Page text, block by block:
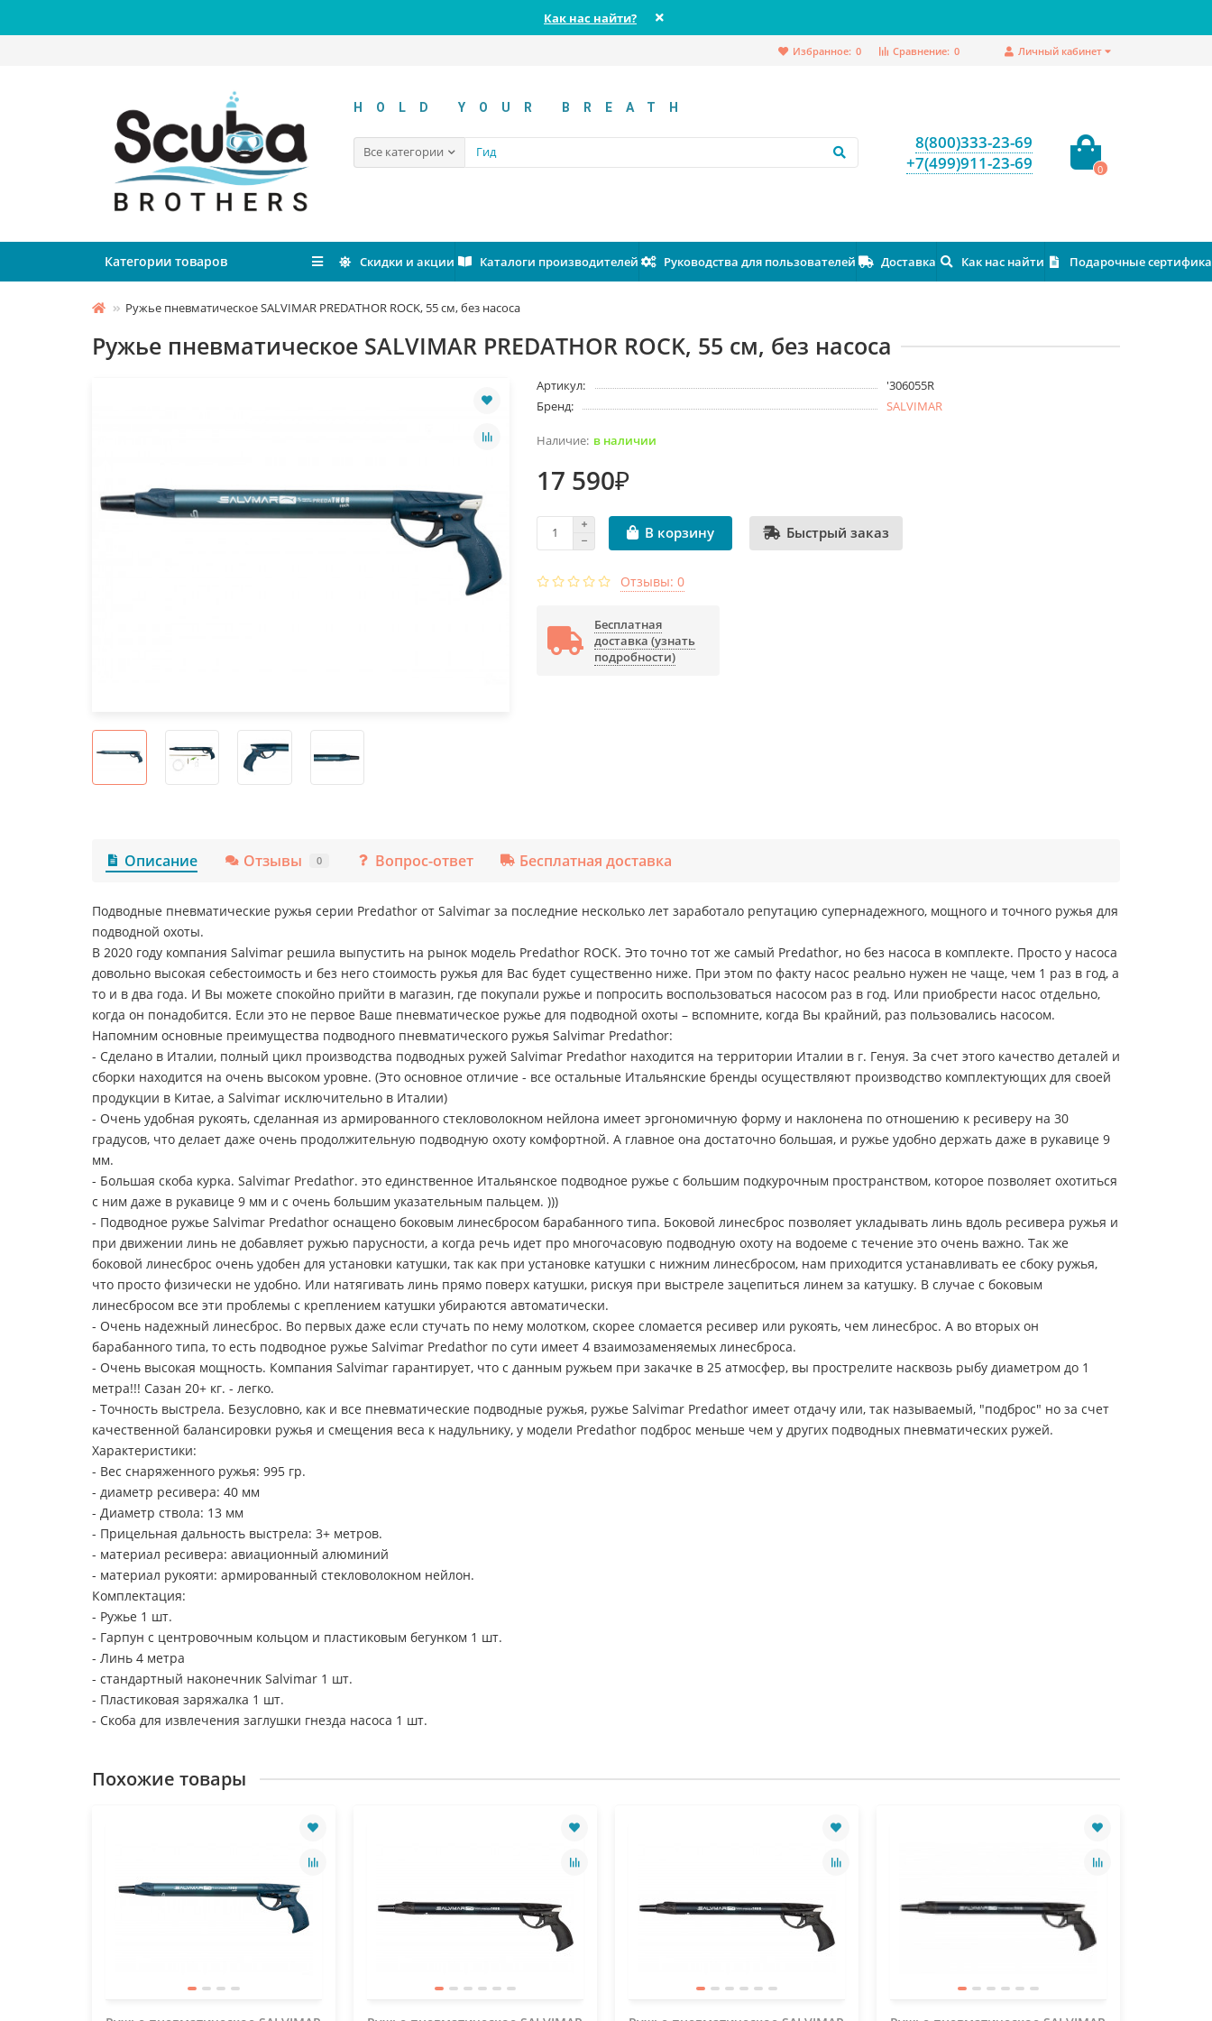
Как нас найти?
Личный кабинет
Сравнение: 0
Избранное: 0
HOLD YOUR BREATH
Все категории
8(800)333-23-69
+7(499)911-23-69
0
Категории товаров Скидки и акции Каталоги производителей Руководства для пользователей Доставка Как нас найти Подарочные
Ружье пневматическое SALVIMAR PREDATHOR ROCK, 55 см, без насоса
Ружье пневматическое SALVIMAR PREDATHOR ROCK, 55 см, без насоса
Артикул:
'306055R
Бренд:
SALVIMAR
в наличии
17 590₽
В корзину Быстрый заказ
Отзывы: 0
Бесплатная
доставка (узнать
подробности)
Описание Отзывы 0 Вопрос-ответ Бесплатная доставка
Подводные пневматические ружья серии Predathor от Salvimar за последние несколько лет заработало репутацию супернадежного, мощного и точного ружья для
подводной охоты.
В 2020 году компания Salvimar решила выпустить на рынок модель Predathor ROCK. Это точно тот же самый Predathor, но без насоса в комплекте. Просто у насоса
довольно высокая себестоимость и без него стоимость ружья для Вас будет существенно ниже. При этом по факту насос реально нужен не чаще, чем 1 раз в год, а
то и в два года. И Вы можете спокойно прийти в магазин, где покупали ружье и попросить воспользоваться насосом раз в год. Или приобрести насос отдельно,
когда он понадобится. Если это не первое Ваше пневматическое ружье для подводной охоты – вспомните, когда Вы крайний, раз пользовались насосом.
Напомним основные преимущества подводного пневматического ружья Salvimar Predathor:
- Сделано в Италии, полный цикл производства подводных ружей Salvimar Predathor находится на территории Италии в г. Генуя. За счет этого качество деталей и
сборки находится на очень высоком уровне. (Это основное отличие - все остальные Итальянские бренды осуществляют производство комплектующих для своей
продукции в Китае, а Salvimar исключительно в Италии)
- Очень удобная рукоять, сделанная из армированного стекловолокном нейлона имеет эргономичную форму и наклонена по отношению к ресиверу на 30
градусов, что делает даже очень продолжительную подводную охоту комфортной. А главное она достаточно большая, и ружье удобно держать даже в рукавице 9
мм.
- Большая скоба курка. Salvimar Predathor. это единственное Итальянское подводное ружье с большим подкурочным пространством, которое позволяет охотиться
с ним даже в рукавице 9 мм и с очень большим указательным пальцем. )))
- Подводное ружье Salvimar Predathor оснащено боковым линесбросом барабанного типа. Боковой линесброс позволяет укладывать линь вдоль ресивера ружья и
при движении линь не добавляет ружью парусности, а когда речь идет про многочасовую подводную охоту на водоеме с течение это очень важно. Так же
боковой линесброс очень удобен для установки катушки, так как при установке катушки с нижним линесбросом, нам приходится устанавливать ее сбоку ружья,
что просто физически не удобно. Или натягивать линь прямо поверх катушки, рискуя при выстреле зацепиться линем за катушку. В случае с боковым
линесбросом все эти проблемы с креплением катушки убираются автоматически.
- Очень надежный линесброс. Во первых даже если стучать по нему молотком, скорее сломается ресивер или рукоять, чем линесброс. А во вторых он
барабанного типа, то есть подводное ружье Salvimar Predathor по сути имеет 4 взаимозаменяемых линесброса.
- Очень высокая мощность. Компания Salvimar гарантирует, что с данным ружьем при закачке в 25 атмосфер, вы прострелите насквозь рыбу диаметром до 1
метра!!! Сазан 20+ кг. - легко.
- Точность выстрела. Безусловно, как и все пневматические подводные ружья, ружье Salvimar Predathor имеет отдачу или, так называемый, "подброс" но за счет
качественной балансировки ружья и смещения веса к надульнику, у модели Predathor подброс меньше чем у других подводных пневматических ружей.
Характеристики:
- Вес снаряженного ружья: 995 гр.
- диаметр ресивера: 40 мм
- Диаметр ствола: 13 мм
- Прицельная дальность выстрела: 3+ метров.
- материал ресивера: авиационный алюминий
- материал рукояти: армированный стекловолокном нейлон.
Комплектация:
- Ружье 1 шт.
- Гарпун с центровочным кольцом и пластиковым бегунком 1 шт.
- Линь 4 метра
- стандартный наконечник Salvimar 1 шт.
- Пластиковая заряжалка 1 шт.
- Скоба для извлечения заглушки гнезда насоса 1 шт.
Похожие товары